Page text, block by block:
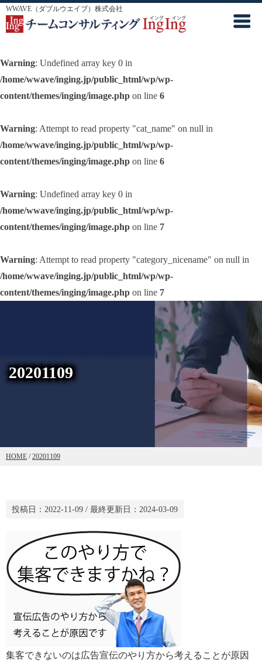
WWAVE（ダブルウエイブ）株式会社
Warning: Undefined array key 0 in
/home/wwave/inging.jp/public_html/wp/wp-
content/themes/inging/image.php on line 6
Warning: Attempt to read property "cat_name" on null in
/home/wwave/inging.jp/public_html/wp/wp-
content/themes/inging/image.php on line 6
Warning: Undefined array key 0 in
/home/wwave/inging.jp/public_html/wp/wp-
content/themes/inging/image.php on line 7
Warning: Attempt to read property "category_nicename" on null in
/home/wwave/inging.jp/public_html/wp/wp-
content/themes/inging/image.php on line 7
20201109
HOME /20201109
投稿日： 2022-11-09 / 最終更新日： 2024-03-09
集客できないのは広告宣伝のやり方から考えることが原因